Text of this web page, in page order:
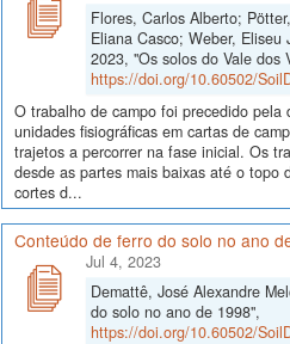
Flores, Carlos Alberto;
Eliana Casco; Weber, Eliseu
2023, "Os solos do Vale dos
https://doi.org/10.60502/
O trabalho de campo foi precedido pela
unidades fisiográficas em cartas de
trajetos a percorrer na fase inicial. Os
desde as partes mais baixas até o topo
cortes d...
Conteúdo de ferro do solo no ano
Jul 4, 2023
Demattê, José Alexandre
do solo no ano de 1998",
https://doi.org/10.60502/